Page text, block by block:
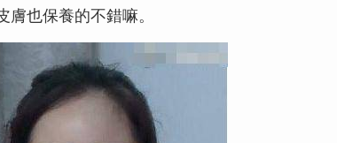
也保養的不錯嘛。